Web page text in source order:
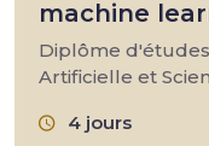
machine
Diplôme
Artificielle et
4 jours